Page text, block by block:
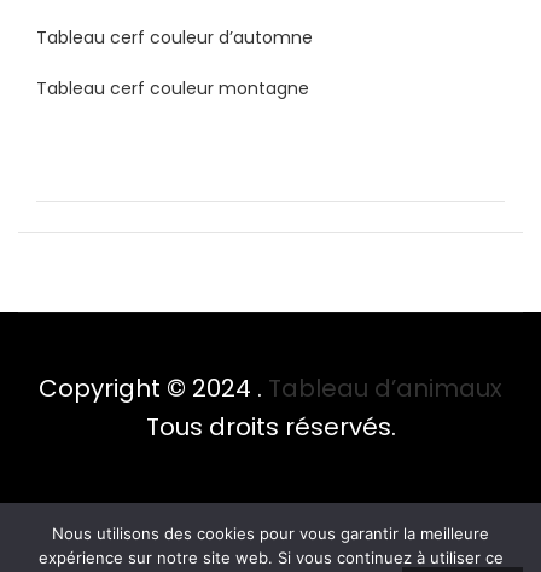
Tableau cerf couleur d’automne
Tableau cerf couleur montagne
Copyright © 2024 . Tableau d’animaux
Tous droits réservés.
Nous utilisons des cookies pour vous garantir la meilleure
expérience sur notre site web. Si vous continuez à utiliser ce